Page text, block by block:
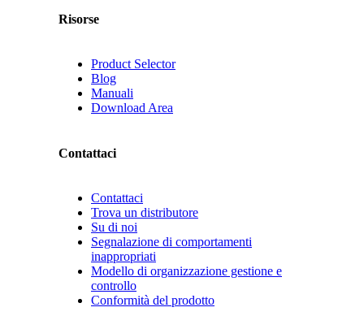
Risorse
Product Selector
Blog
Manuali
Download Area
Contattaci
Contattaci
Trova un distributore
Su di noi
Segnalazione di comportamenti
inappropriati
Modello di organizzazione gestione e
controllo
Conformità del prodotto